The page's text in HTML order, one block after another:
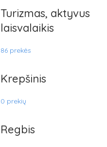
Turizmas, aktyvus
laisvalaikis
86 prekės
Krepšinis
0 prekių
Regbis